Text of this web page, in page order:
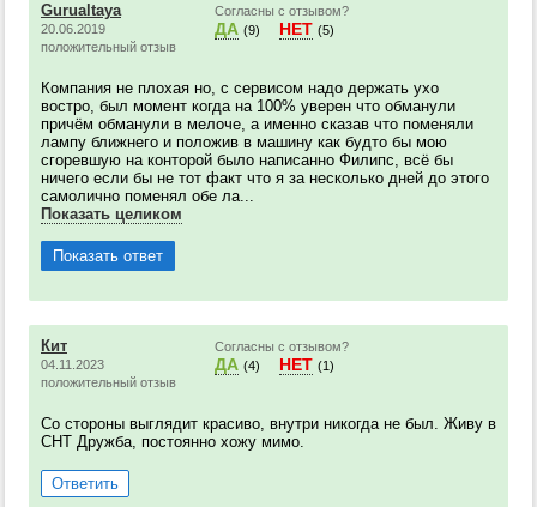
Gurualtaya
20.06.2019
положительный отзыв
Согласны с отзывом?
ДА (9) НЕТ (5)
Компания не плохая но, с сервисом надо держать ухо
востро, был момент когда на 100% уверен что обманули
причём обманули в мелоче, а именно сказав что поменяли
лампу ближнего и положив в машину как будто бы мою
сгоревшую на конторой было написанно Филипс, всё бы
ничего если бы не тот факт что я за несколько дней до этого
самолично поменял обе ла...
Показать целиком
Показать ответ
Кит
04.11.2023
положительный отзыв
Согласны с отзывом?
ДА (4) НЕТ (1)
Со стороны выглядит красиво, внутри никогда не был. Живу в
СНТ Дружба, постоянно хожу мимо.
Ответить